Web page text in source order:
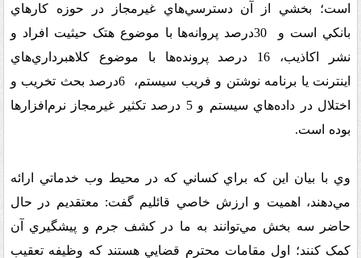
است؛ بخشي از آن دسترسي‌هاي غيرمجاز در حوزه کارهاي
بانکي است و
30درصد پروانه‌ها با موضوع هتک حيثيت افراد و
نشر اکاذيب، 16 درصد پرونده‌ها با موضوع کلاهبرداري‌هاي
اينترنت يا برنامه ‌نوشتن و فريب سيستم،
6درصد بحث تخريب و
اختلال در داده‌هاي سيستم و 5 درصد تکثير غيرمجاز نرم‌افزارها
بوده است.
وي با بيان اين که براي کساني که در محيط وب خدماتي ارائه
مي‌دهند، اهميت و ارزش خاصي قائليم گفت: معتقديم در حال
حاضر سه بخش مي‌توانند به ما در کشف جرم و پيشگيري آن
کمک کنند؛ اول مقامات محترم قضايي هستند که وظيفه تعقيب